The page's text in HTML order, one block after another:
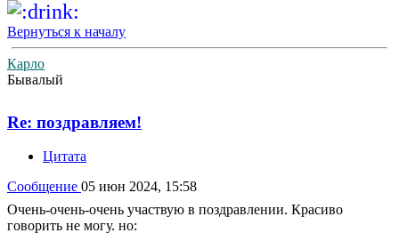
Вернуться к началу
Карло
Бывалый
Re: поздравляем!
Цитата
Сообщение 05 июн 2024, 15:58
Очень-очень-очень участвую в поздравлении. Красиво
говорить не могу. но: